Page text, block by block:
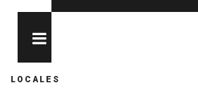
LOCALES